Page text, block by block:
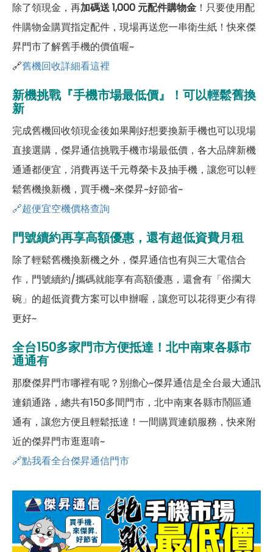
除了領現金，再加碼送 1,000 元配件購物金 ！只要使用配
件購物金購買指定配件，現場再送您一串衛生紙！快來傑
昇門市了解舊手機的價值喔~
🔗舊機回收詳細看這裡
新機挑戰『手機市場最低價』！可以輕鬆舊換
新
完成舊機回收領現金後如果剛好想要換新手機也可以現場
直接選購，傑昇通信挑戰手機市場最低價，各大品牌新機
通通都便宜，消費再送千元尊榮卡及抽手機，讓您可以輕
鬆舊機換新機，買手機~來傑昇~好節省~
🔗超便宜空機價格查詢
門號續約再享高額優惠，還有超低資費月租
除了輕鬆舊機換新機之外，傑昇通信也有與三大電信合
作，門號續約/攜碼就能享有高額優惠，還會有「俗擱大
碗」的超低資費方案可以申辦喔，讓您可以花得更少有得
更好~
全台150多家門市方便抵達！北中南東各縣市
通通有
那麼傑昇門市哪裡有呢？別擔心~傑昇通信是全台最大通訊
連鎖通路，總共有150多間門市，北中南東各縣市鬧區通
通有，讓您方便且輕鬆抵達！一間購買連鎖服務，快來附
近的傑昇門市逛逛唷~
🔗點我看全台傑昇通信門市